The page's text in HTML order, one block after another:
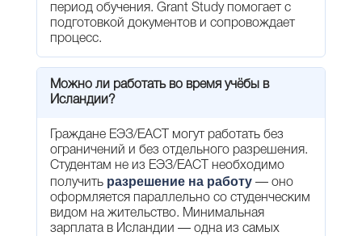
период обучения. Grant Study помогает с
подготовкой документов и сопровождает
процесс.
Можно ли работать во время учёбы в
Исландии?
Граждане ЕЭЗ/ЕАСТ могут работать без
ограничений и без отдельного разрешения.
Студентам не из ЕЭЗ/ЕАСТ необходимо
получить разрешение на работу — оно
оформляется параллельно со студенческим
видом на жительство. Минимальная
зарплата в Исландии — одна из самых